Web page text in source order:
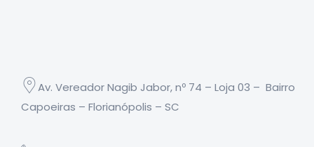
Av. Vereador Nagib Jabor, nº 74 – Loja 03 – Bairro
Capoeiras – Florianópolis – SC